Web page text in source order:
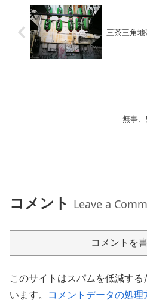
三茶三角地
無事
コメント Leave a
コメントを
このサイトはスパムを低減す
います。
コメントデータの処